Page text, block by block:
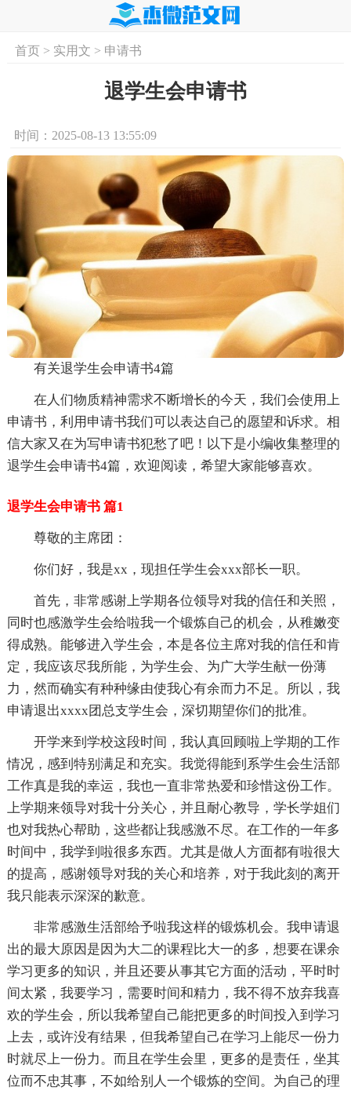
首页 实用文
首页> 实用文 > 申请书
退学生会申请书
时间：2025-08-13 13:55:09
有关退学生会申请书4篇
在人们物质精神需求不断增长的今天，我们会使用上
申请书，利用申请书我们可以表达自己的愿望和诉求。相
信大家又在为写申请书犯愁了吧！以下是小编收集整理的
退学生会申请书4篇，欢迎阅读，希望大家能够喜欢。
退学生会申请书 篇1
尊敬的主席团：
你们好，我是xx，现担任学生会xxx部长一职。
首先，非常感谢上学期各位领导对我的信任和关照，
同时也感激学生会给啦我一个锻炼自己的机会，从稚嫩变
得成熟。能够进入学生会，本是各位主席对我的信任和肯
定，我应该尽我所能，为学生会、为广大学生献一份薄
力，然而确实有种种缘由使我心有余而力不足。所以，我
申请退出xxxx团总支学生会，深切期望你们的批准。
开学来到学校这段时间，我认真回顾啦上学期的工作
情况，感到特别满足和充实。我觉得能到系学生会生活部
工作真是我的幸运，我也一直非常热爱和珍惜这份工作。
上学期来领导对我十分关心，并且耐心教导，学长学姐们
也对我热心帮助，这些都让我感激不尽。在工作的一年多
时间中，我学到啦很多东西。尤其是做人方面都有啦很大
的提高，感谢领导对我的关心和培养，对于我此刻的离开
我只能表示深深的歉意。
非常感激生活部给予啦我这样的锻炼机会。我申请退
出的最大原因是因为大二的课程比大一的多，想要在课余
学习更多的知识，并且还要从事其它方面的活动，平时时
间太紧，我要学习，需要时间和精力，我不得不放弃我喜
欢的学生会，所以我希望自己能把更多的时间投入到学习
上去，或许没有结果，但我希望自己在学习上能尽一份力
时就尽上一份力。而且在学生会里，更多的是责任，坐其
位而不忠其事，不如给别人一个锻炼的空间。为自己的理